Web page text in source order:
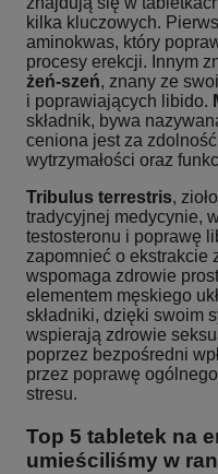
kilka kluczowych.
aminokwas, który
procesy erekcji. Innym
żeń-szeń, znany ze
i poprawiających libido.
składnik, bywa
ceniona jest za
wytrzymałości oraz
Tribulus terrestris,
tradycyjnej medycynie,
testosteronu i poprawę
zapomnieć o ekstrakcie
wspomaga zdrowie
elementem męskiego
składniki, dzięki swoim
wspierają zdrowie
poprzez bezpośredni
przez poprawę
stresu.
Top 5 tabletek na
umieściliśmy w